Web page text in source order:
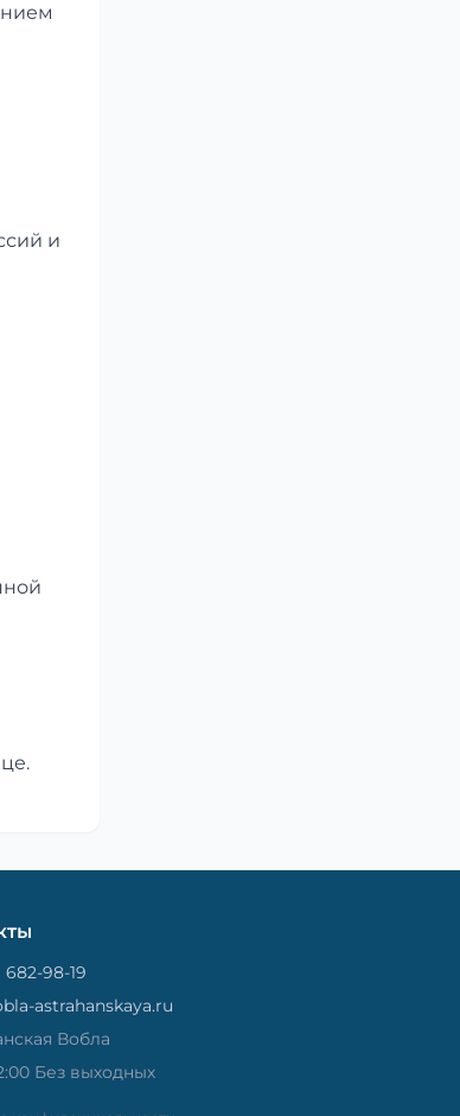
и
682-98-19
astrahanskaya.ru
Вобла
Без выходных